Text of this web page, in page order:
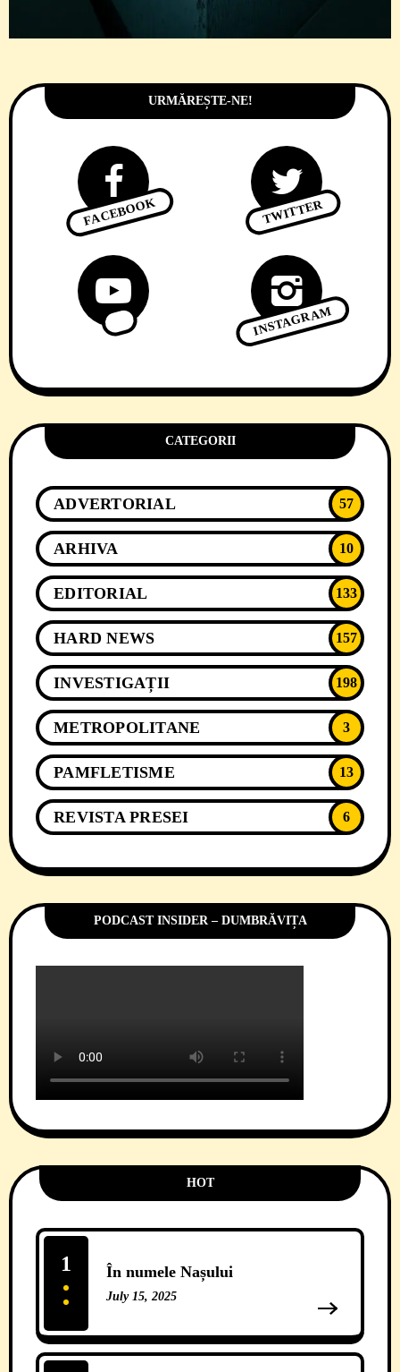
URMĂREȘTE-NE!
FACEBOOK TWITTER
INSTAGRAM
CATEGORII
ADVERTORIAL 57
ARHIVA 10
EDITORIAL 133
HARD NEWS 157
INVESTIGAȚII 198
METROPOLITANE 3
PAMFLETISME 13
REVISTA PRESEI 6
PODCAST INSIDER – DUMBRĂVIȚA
HOT
În numele Nașului
July 15, 2025
1